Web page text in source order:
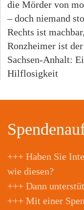
die Mörder von
– doch niemand
Rechts ist
Ronzheimer ist
Sachsen-Anhalt:
Hilflosigkeit
+++ Haben Sie
wie diesen?
+++ Dann
+++ Mit einer